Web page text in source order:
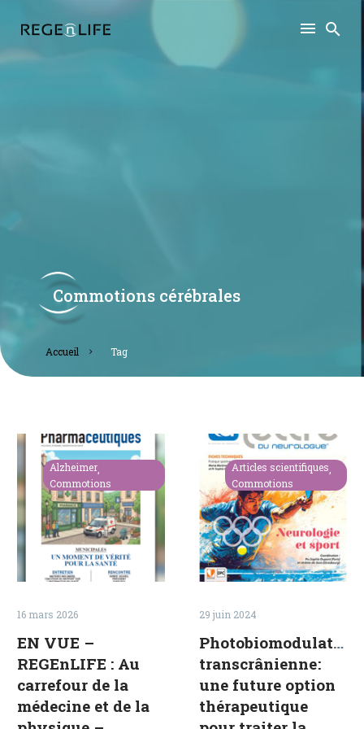
Commotions cérébrales
accueil tag
EN
VUE
–
REGEnLIFE
:
Au
carrefour
de
et
de
la
physique
Alzheimer
Commotions
16 mars 2026
EN VUE –
REGEnLIFE : Au
carrefour de la
médecine et de la
une
future
option
pour
traiter
cérébrale
chez
les
sportifs ?
Articles scientifiques
Commotions
29 juin 2024
Photobiomodulation
transcrânienne :
une future option
thérapeutique